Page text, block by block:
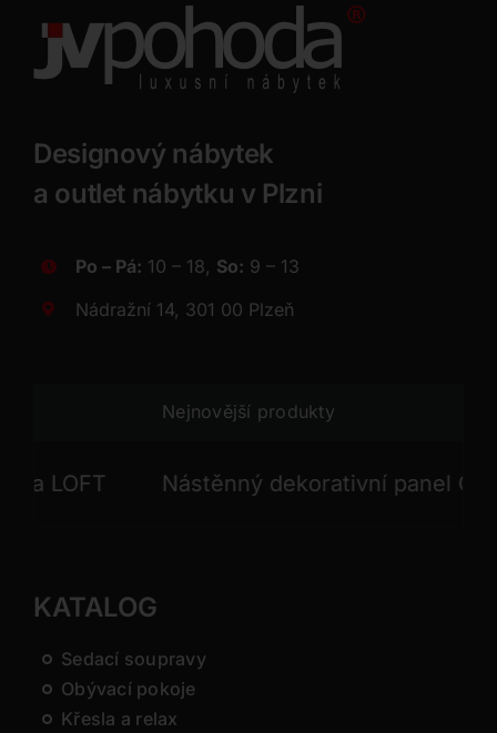
Designový nábytek
a outlet nábytku v Plzni
Po – Pá: 10 – 18, So: 9 – 13
Nádražní 14, 301 00 Plzeň
Nejnovější produkty
Nástěnný dekorativní panel GONG
KATALOG
Sedací soupravy
Obývací pokoje
Křesla a relax